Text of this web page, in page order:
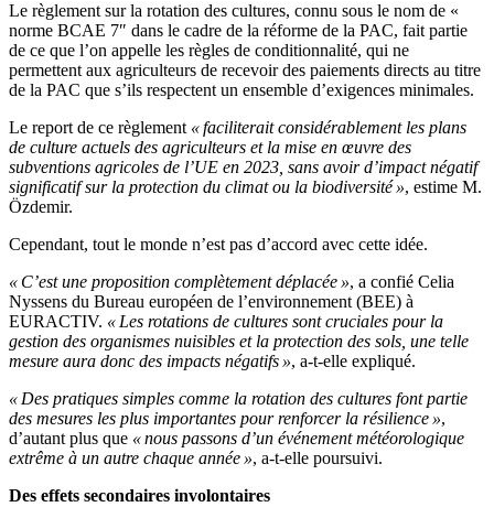
Le règlement sur la rotation des cultures, connu sous le nom de «
norme BCAE 7″ dans le cadre de la réforme de la PAC, fait partie
de ce que l’on appelle les règles de conditionnalité, qui ne
permettent aux agriculteurs de recevoir des paiements directs au titre
de la PAC que s’ils respectent un ensemble d’exigences minimales.
Le report de ce règlement « faciliterait considérablement les plans
de culture actuels des agriculteurs et la mise en œuvre des
subventions agricoles de l’UE en 2023, sans avoir d’impact négatif
significatif sur la protection du climat ou la biodiversité », estime M.
Özdemir.
Cependant, tout le monde n’est pas d’accord avec cette idée.
« C’est une proposition complètement déplacée », a confié Celia
Nyssens du Bureau européen de l’environnement (BEE) à
EURACTIV. « Les rotations de cultures sont cruciales pour la
gestion des organismes nuisibles et la protection des sols, une telle
mesure aura donc des impacts négatifs », a-t-elle expliqué.
« Des pratiques simples comme la rotation des cultures font partie
des mesures les plus importantes pour renforcer la résilience »,
d’autant plus que « nous passons d’un événement météorologique
extrême à un autre chaque année », a-t-elle poursuivi.
Des effets secondaires involontaires